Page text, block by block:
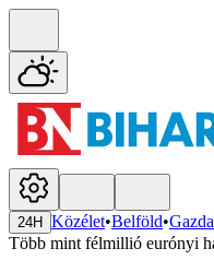
24H Közélet•Belföld•
Több mint félmillió eurónyi